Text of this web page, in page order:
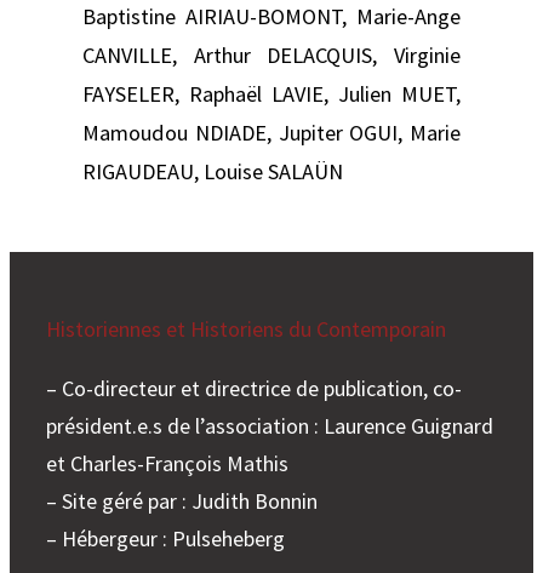
Baptistine AIRIAU-BOMONT, Marie-Ange
CANVILLE, Arthur DELACQUIS, Virginie
FAYSELER, Raphaël LAVIE, Julien MUET,
Mamoudou NDIADE, Jupiter OGUI, Marie
RIGAUDEAU, Louise SALAÜN
Historiennes et Historiens du Contemporain
– Co-directeur et directrice de publication, co-
président.e.s de l’association : Laurence Guignard
et Charles-François Mathis
– Site géré par : Judith Bonnin
– Hébergeur : Pulseheberg